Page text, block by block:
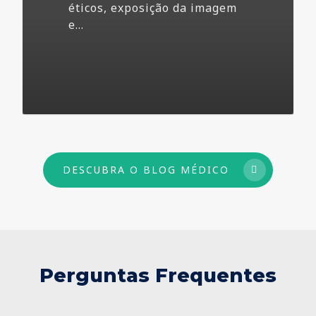
éticos, exposição da imagem
e…
DESCUBRA O BLOG MÉDICO
Perguntas Frequentes